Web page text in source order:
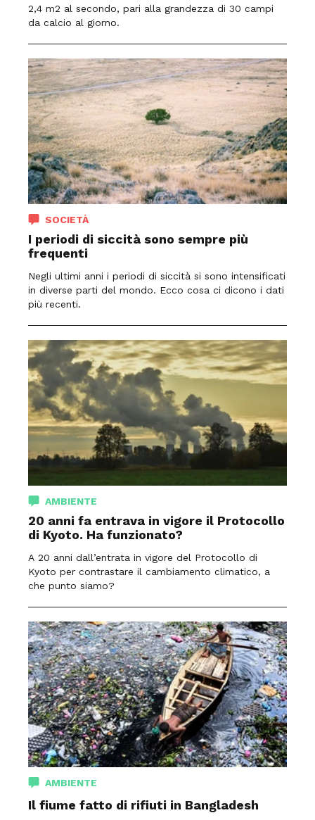
2,4 m2 al secondo, pari alla grandezza di 30 campi
da calcio al giorno.
SOCIETÀ
I periodi di siccità sono sempre più
frequenti
Negli ultimi anni i periodi di siccità si sono intensificati
in diverse parti del mondo. Ecco cosa ci dicono i dati
più recenti.
AMBIENTE
20 anni fa entrava in vigore il Protocollo
di Kyoto. Ha funzionato?
A 20 anni dall’entrata in vigore del Protocollo di
Kyoto per contrastare il cambiamento climatico, a
che punto siamo?
AMBIENTE
Il fiume fatto di rifiuti in Bangladesh